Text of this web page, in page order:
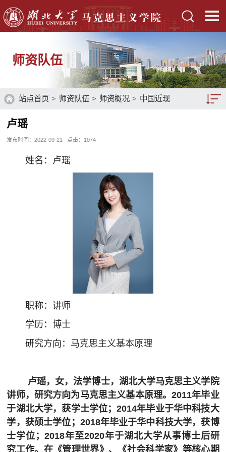
师资队伍
站点首页 > 师资队伍 > 师资概况 > 中国近现
代史纲要教研室
博士生导师
卢瑶
发布时间：2022-09-21 点击： 1074
姓名：卢瑶
职称：讲师
学历：博士
研究方向：马克思主义基本原理
卢瑶，女，法学博士，湖北大学马克思主义学院
讲师，研究方向为马克思主义基本原理。2011年毕业
于湖北大学，获学士学位；2014年毕业于华中科技大
学，获硕士学位；2018年毕业于华中科技大学，获博
士学位；2018年至2020年于湖北大学从事博士后研
究工作。在《管理世界》、《社会科学家》等核心期